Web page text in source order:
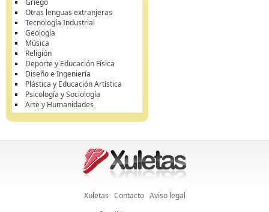
Griego
Otras lenguas extranjeras
Tecnología Industrial
Geología
Música
Religión
Deporte y Educación Física
Diseño e Ingeniería
Plástica y Educación Artística
Psicología y Sociología
Arte y Humanidades
Xuletas Contacto Aviso legal